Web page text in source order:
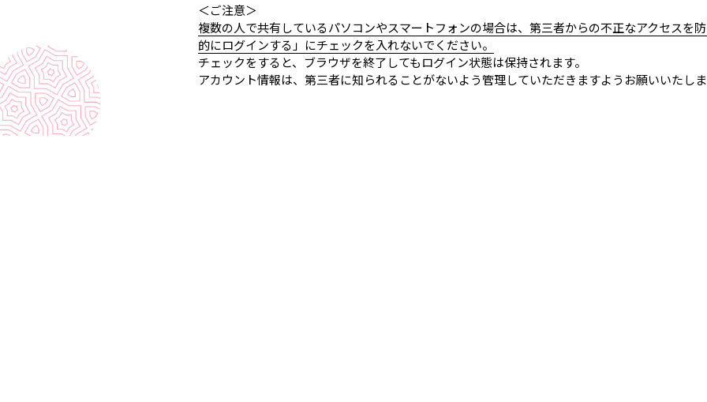
＜ご注意＞
複数の人で共有しているパソコンやスマートフォンの場合は、第三者からの不正なアクセスを
的にログインする」にチェックを入れないでください。
チェックをすると、ブラウザを終了してもログイン状態は保持されます。
アカウント情報は、第三者に知られることがないよう管理していただきますようお願いいたし